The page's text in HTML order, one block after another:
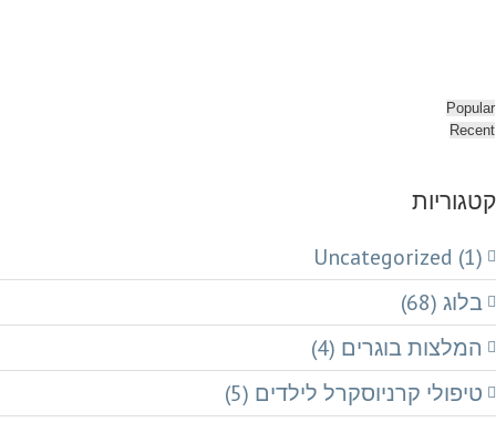
Popular
Recent
קטגוריות
Uncategorized (1)
בלוג (68)
המלצות בוגרים (4)
טיפולי קרניוסקרל לילדים (5)